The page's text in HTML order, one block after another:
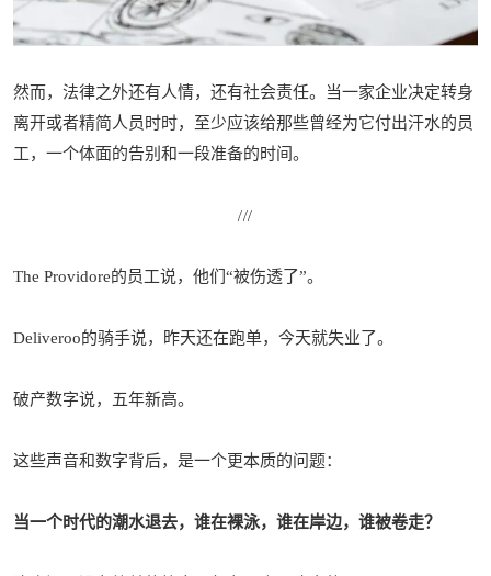
然而，法律之外还有人情，还有社会责任。当一家企业决定转身
离开或者精简人员时时，至少应该给那些曾经为它付出汗水的员
工，一个体面的告别和一段准备的时间。
///
The Providore的员工说，他们“被伤透了”。
Deliveroo的骑手说，昨天还在跑单，今天就失业了。
破产数字说，五年新高。
这些声音和数字背后，是一个更本质的问题：
当一个时代的潮水退去，谁在裸泳，谁在岸边，谁被卷走？